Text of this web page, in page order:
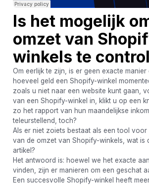
Is het mogelijk
omzet van
winkels te
Om eerlijk te zijn, is er geen exacte
hoeveel geld een Shopify-winkel
zoals u niet naar een website kunt gaan,
van een Shopify-winkel in, klikt u op een
zo het rapport van hun maandelijkse
teleurstellend, toch?
Als er niet zoiets bestaat als een tool
van de omzet van Shopify-winkels, wat is
artikel?
Het antwoord is: hoewel we het exacte
vinden, zijn er manieren om een ​​geschat
Een succesvolle Shopify-winkel heeft